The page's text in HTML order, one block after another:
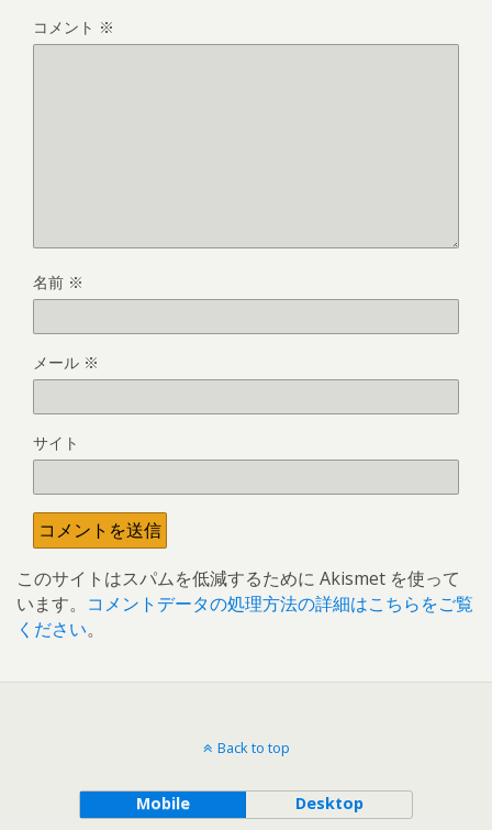
コメント ※
名前 ※
メール ※
サイト
このサイトはスパムを低減するために Akismet を使って
います。 コメントデータの処理方法の詳細はこちらをご覧
ください。
Back to top
Mobile Desktop